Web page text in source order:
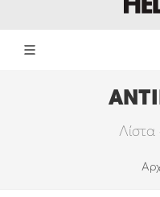
Λίστα